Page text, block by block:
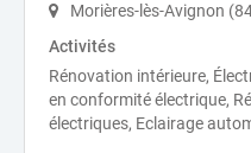
Morières-lès-Avignon
Activités
Rénovation intérieure,
en conformité électrique,
électriques, Eclairage